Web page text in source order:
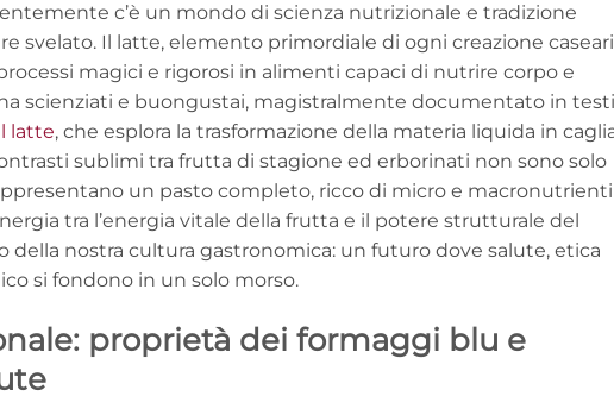
c’è un mondo di scienza nutrizionale e tradizione
svelato. Il latte, elemento primordiale di ogni creazione
magici e rigorosi in alimenti capaci di nutrire corpo e
scienziati e buongustai, magistralmente documentato in testi
latte, che esplora la trasformazione della materia liquida in
sublimi tra frutta di stagione ed erborinati non sono solo
un pasto completo, ricco di micro e macronutrienti
tra l’energia vitale della frutta e il potere strutturale del
della nostra cultura gastronomica: un futuro dove salute, etica
si fondono in un solo morso.
proprietà dei formaggi blu e